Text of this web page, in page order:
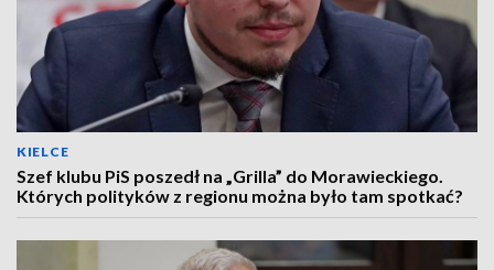
KIELCE
Szef klubu PiS poszedł na „Grilla” do Morawieckiego.
Których polityków z regionu można było tam spotkać?